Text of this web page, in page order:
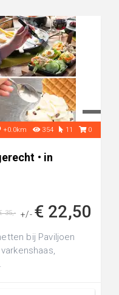
+0.0km 354 11 0
• in
+/- € 22,50
35,-
bij Paviljoen